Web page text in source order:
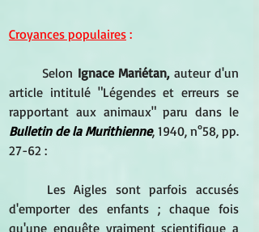
Croyances populaires :
Selon Ignace Mariétan, auteur d'un
article intitulé "Légendes et erreurs se
Bulletin de la Murithienne, 1940, n°58, pp.
27-62 :
Les Aigles sont parfois accusés
d'emporter des enfants ; chaque fois
qu'une enquête vraiment scientifique a